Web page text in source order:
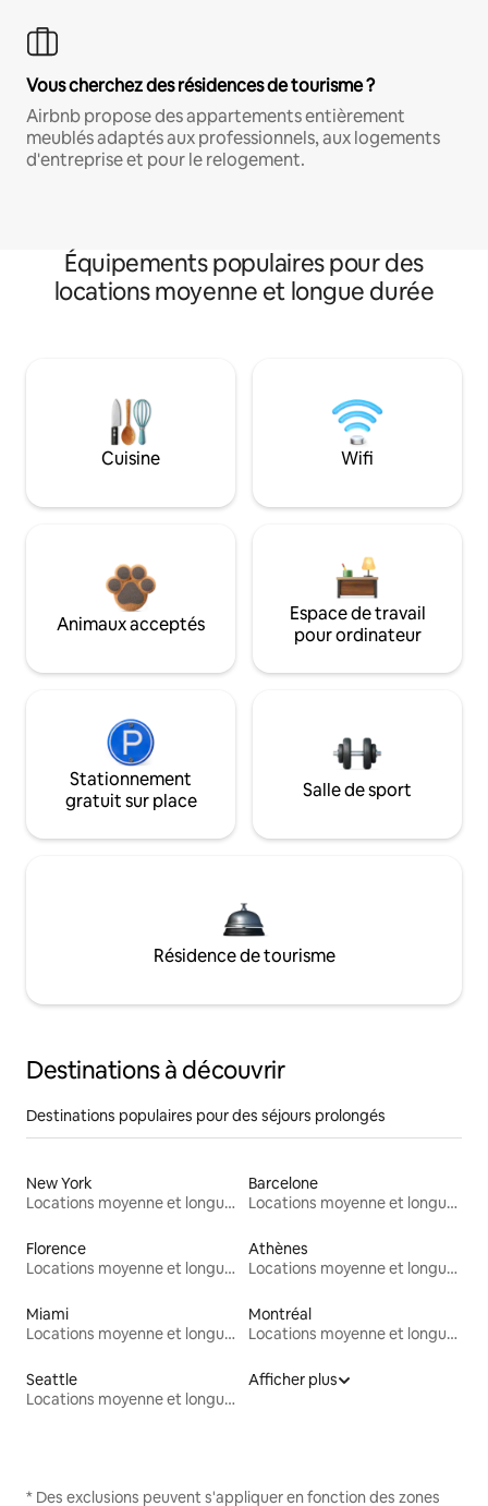
Vous cherchez des résidences de tourisme ?
Airbnb propose des appartements entièrement
meublés adaptés aux professionnels, aux logements
d'entreprise et pour le relogement.
Équipements populaires pour des
locations moyenne et longue durée
Cuisine Wifi
Animaux acceptés
Espace de travail
pour ordinateur
Stationnement
gratuit sur place
Salle de sport
Résidence de tourisme
Destinations à découvrir
Destinations populaires pour des séjours prolongés
New York
Locations moyenne et longue durée
Barcelone
Locations moyenne et longue durée
Florence
Locations moyenne et longue durée
Athènes
Locations moyenne et longue durée
Miami
Locations moyenne et longue durée
Montréal
Locations moyenne et longue durée
Seattle
Locations moyenne et longue durée
Afficher plus
* Des exclusions peuvent s'appliquer en fonction des zones